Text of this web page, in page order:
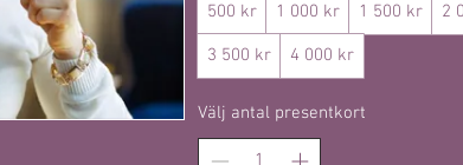
500 kr 1 000 kr 1 500 kr 2
3 500 kr 4 000 kr
Välj antal presentkort